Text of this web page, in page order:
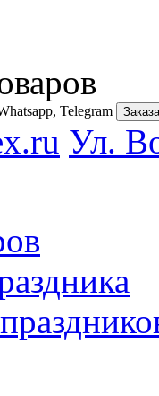
Telegram
Ул.